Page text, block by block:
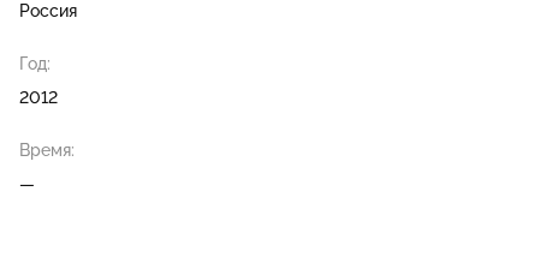
Россия
Год:
2012
Время:
—